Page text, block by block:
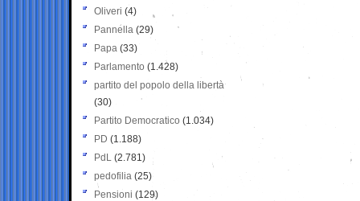
Oliveri (4)
Pannella (29)
Papa (33)
Parlamento (1.428)
partito del popolo della libertà
(30)
Partito Democratico (1.034)
PD (1.188)
PdL (2.781)
pedofilia (25)
Pensioni (129)